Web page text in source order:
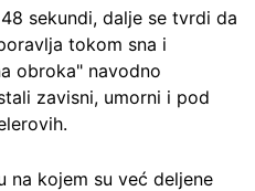
sekundi, dalje se tvrdi da
tokom sna i
obroka" navodno
zavisni, umorni i pod
na kojem su već deljene